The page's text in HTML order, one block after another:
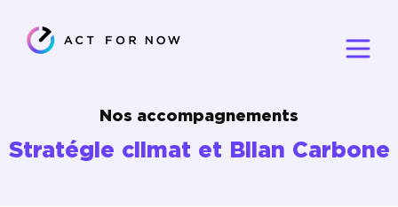
Nos accompagnements
Stratégie climat et Bilan Carbone